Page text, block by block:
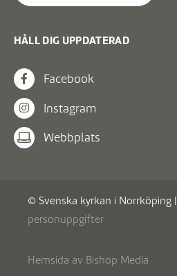
HÅLL DIG UPPDATERAD
Facebook
Instagram
Webbplats
© Svenska kyrkan i Norrköping |
personuppgifter
Hemsida av Bishop Media